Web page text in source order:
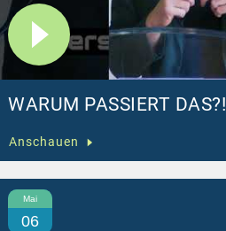
WARUM PASSIERT DAS?!
Anschauen
Mai
06